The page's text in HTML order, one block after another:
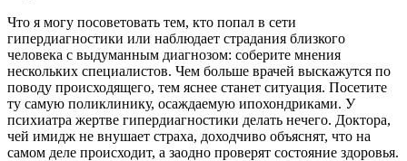
Что я могу посоветовать тем, кто попал в сети
гипердиагностики или наблюдает страдания близкого
человека с выдуманным диагнозом: соберите мнения
нескольких специалистов. Чем больше врачей выскажутся по
поводу происходящего, тем яснее станет ситуация. Посетите
ту самую поликлинику, осаждаемую ипохондриками. У
психиатра жертве гипердиагностики делать нечего. Доктора,
чей имидж не внушает страха, доходчиво объяснят, что на
самом деле происходит, а заодно проверят состояние здоровья.